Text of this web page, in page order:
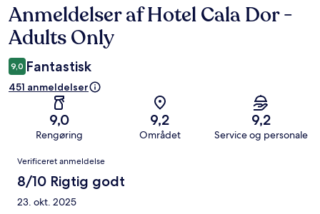
Anmeldelser
Anmeldelser af Hotel Cala Dor -
Adults Only
9,0 Fantastisk
451 anmeldelser
9,0
Rengøring
9,2
Området
9,2
Service og personale
Anmeldelser
Verificeret anmeldelse
8/10 Rigtig godt
23. okt. 2025